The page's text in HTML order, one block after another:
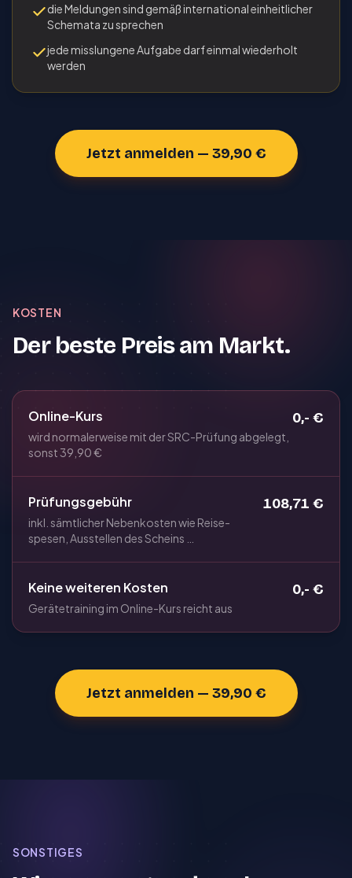
die Meldungen sind gemäß international einheitlicher
Schemata zu sprechen
jede misslungene Aufgabe darf einmal wiederholt
werden
Jetzt anmelden — 39,90 €
KOSTEN
Der beste Preis am Markt.
Online-Kurs
wird normalerweise mit der SRC-Prüfung abgelegt,
sonst 39,90 €
0,- €
Prüfungsgebühr
inkl. sämtlicher Nebenkosten wie Reise­
spesen, Ausstellen des Scheins …
108,71 €
Keine weiteren Kosten
Gerätetraining im Online-Kurs reicht aus
0,- €
Jetzt anmelden — 39,90 €
SONSTIGES